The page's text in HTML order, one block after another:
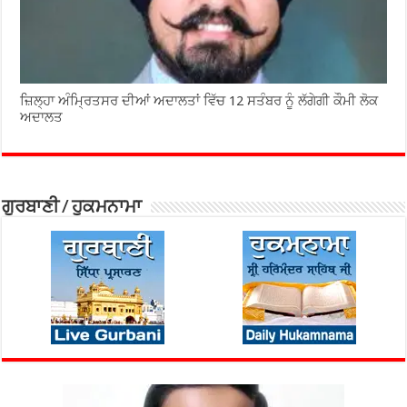
ਜ਼ਿਲ੍ਹਾ ਅੰਮ੍ਰਿਤਸਰ ਦੀਆਂ ਅਦਾਲਤਾਂ ਵਿੱਚ 12 ਸਤੰਬਰ ਨੂੰ ਲੱਗੇਗੀ ਕੌਮੀ ਲੋਕ
ਅਦਾਲਤ
ਗੁਰਬਾਣੀ / ਹੁਕਮਨਾਮਾ